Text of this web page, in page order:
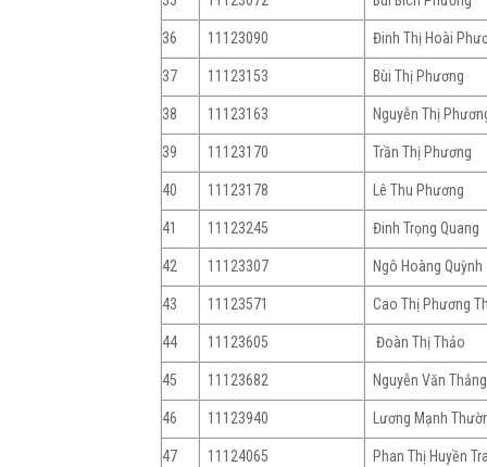
36 11123090 Đinh Thị Hoài
37 11123153 Bùi Thị Phương
38 11123163 Nguyễn Thị
39 11123170 Trần Thị Phương
40 11123178 Lê Thu Phương
41 11123245 Đinh Trọng Quang
42 11123307 Ngô Hoàng Quỳnh
43 11123571 Cao Thị Phương
44 11123605 Đoàn Thị Thảo
45 11123682 Nguyễn Văn Thắng
46 11123940 Lương Mạnh
47 11124065 Phan Thị Huyền